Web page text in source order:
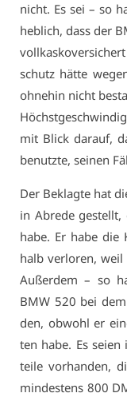
nicht. Es sei – so
heb­lich, dass der
schutz hät­te
oh­ne­hin nicht
mit Blick dar­auf,
be­nutz­te, sei­nen
Der Be­klag­te hat
in Ab­re­de ge­stellt,
ha­be. Er ha­be
halb ver­lo­ren, weil
Au­ßer­dem – so
BMW 520 bei
den, ob­wohl er
ten ha­be. Es
tei­le vor­han­den,
min­des­tens 800